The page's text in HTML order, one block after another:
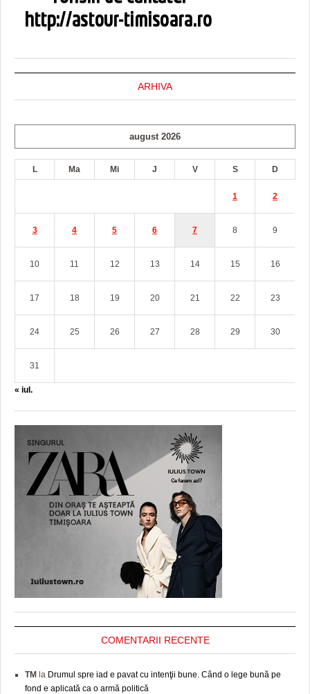
ARHIVA
august 2026
L Ma Mi J V S D
1 2
3 4 5 6 7 8 9
10 11 12 13 14 15 16
17 18 19 20 21 22 23
24 25 26 27 28 29 30
31
« iul.
COMENTARII RECENTE
TM la Drumul spre iad e pavat cu intenţii bune. Când o lege bună pe
fond e aplicată ca o armă politică